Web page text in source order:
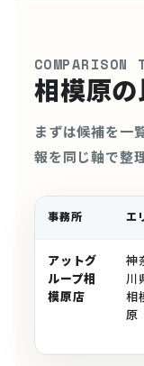
COMPARISON
相模原
まずは候補を一
報を同じ軸で整
事務所 エ
アットグ
ループ相
模原店
神
川
相
原